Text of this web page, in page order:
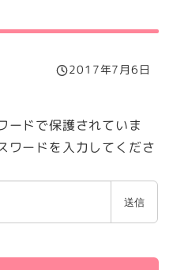
投稿日
2017年7月6日
ードで保護されていま
ワードを入力してくださ